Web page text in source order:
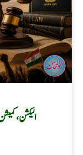
الیکشن،